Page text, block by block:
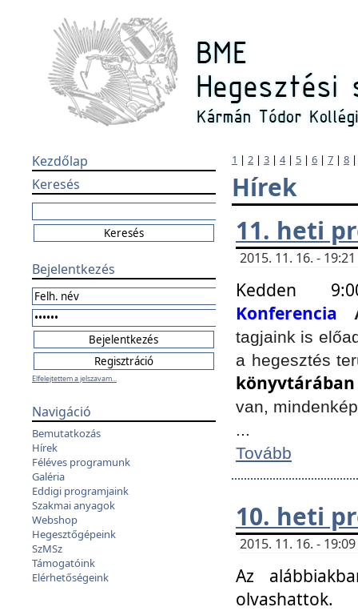
Kezdőlap
Keresés
Bejelentkezés
Elfelejtettem a jelszavam...
Navigáció
Bemutatkozás
Hírek
Féléves programunk
Galéria
Eddigi programjaink
Szakmai anyagok
Webshop
Hegesztőgépeink
SzMSz
Támogatóink
Elérhetőségeink
1 | 2 | 3 | 4| 5 | 6 | 7 | 8
Hírek
11. heti
2015. 11. 16. -
Kedden
Konferencia
tagjaink is
a hegesztés
könyvtárában
van,
...
Tovább
10. heti
2015. 11. 16. -
Az
olvashattok.